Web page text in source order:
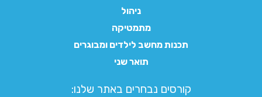
ניהול
מתמטיקה
תכנות מחשב לילדים ומבוגרים
תואר שני
קורסים נבחרים באתר שלנו:​